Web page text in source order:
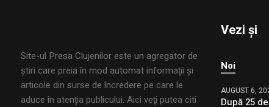
Site-ul Presa Clujenilor este un agregator de
ştiri care preia în mod automat informaţii şi
articole din surse de încredere pe care le
aduce în atenţia publicului. Aici veţi putea citi
Vezi și
Noi
AUGUST 6,
După 25